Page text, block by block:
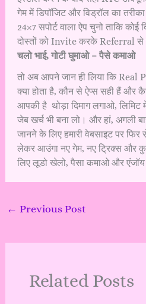
गेम में डिपॉजिट और विड्रॉल का
24×7 सपोर्ट वाला ऐप चुनो ताकि कोई
दोस्तों को Invite करके Referral से
चलो भाई, गोटी घुमाओ – पैसे कमाओ
तो अब आपने जान ही लिया कि Real
क्या होता है, कौन से ऐप्स सही हैं और
आपकी है थोड़ा दिमाग लगाओ,
जेब खर्च भी बना लो। और हां, अगली
जानने के लिए हमारी वेबसाइट पर
लेकर आउंगा नए गेम, नए ट्रिक्स और
लिए लूडो खेलो, पैसा कमाओ और एंजॉय
← Previous Post
Related Posts